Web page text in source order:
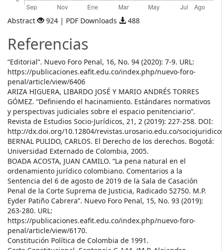
Abstract 924 | PDF Downloads 488
Referencias
“Editorial”. Nuevo Foro Penal, 16, No. 94 (2020): 7-9. URL:
https://publicaciones.eafit.edu.co/index.php/nuevo-foro-
penal/article/view/6406
ARIZA HIGUERA, LIBARDO JOSÉ Y MARIO ANDRÉS TORRES
GÓMEZ. “Definiendo el hacinamiento. Estándares normativos
y perspectivas judiciales sobre el espacio penitenciario”.
Revista de Estudios Socio-Jurídicos, 21, 2 (2019): 227-258. DOI:
http://dx.doi.org/10.12804/revistas.urosario.edu.co/
BERNAL PULIDO, CARLOS. El Derecho de los derechos. Bogotá:
Universidad Externado de Colombia, 2005.
BOADA ACOSTA, JUAN CAMILO. “La pena natural en el
ordenamiento jurídico colombiano. Comentarios a la
Sentencia del 6 de agosto de 2019 de la Sala de Casación
Penal de la Corte Suprema de Justicia, Radicado 52750. M.P.
Eyder Patiño Cabrera”. Nuevo Foro Penal, 15, No. 93 (2019):
263-280. URL:
https://publicaciones.eafit.edu.co/index.php/nuevo-foro-
penal/article/view/6170.
Constitución Política de Colombia de 1991.